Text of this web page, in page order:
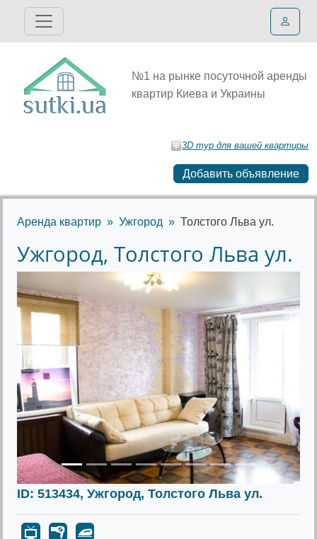
№1 на рынке посуточной аренды
квартир Киева и Украины
3D тур для вашей квартиры
Добавить объявление
Аренда квартир Ужгород Толстого Льва ул.
Ужгород, Толстого Льва ул.
Предыдущее
ID: 513434, Ужгород, Толстого Льва ул.